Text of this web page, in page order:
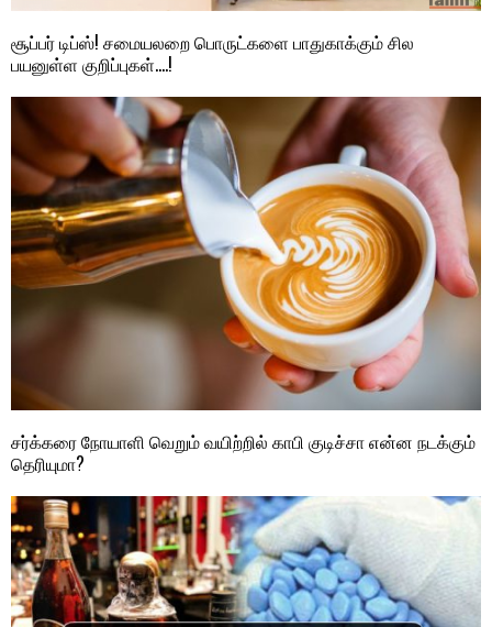
சூப்பர் டிப்ஸ்! சமையலறை பொருட்களை பாதுகாக்கும் சில
பயனுள்ள குறிப்புகள்….!
சர்க்கரை நோயாளி வெறும் வயிற்றில் காபி குடிச்சா என்ன நடக்கும்
தெரியுமா?